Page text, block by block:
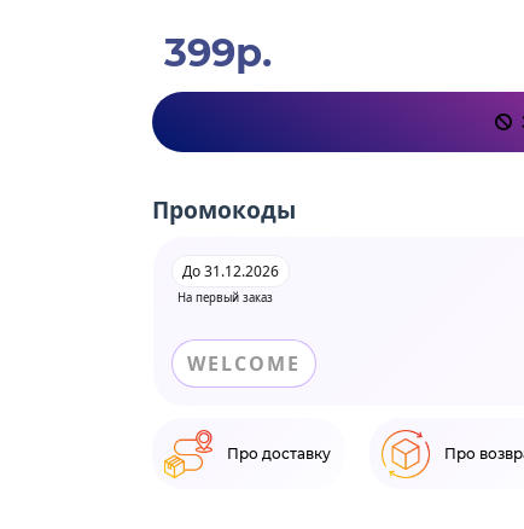
399р.
Промокоды
На первый заказ
До 31.12.2026
WELCOME
Про доставку Про